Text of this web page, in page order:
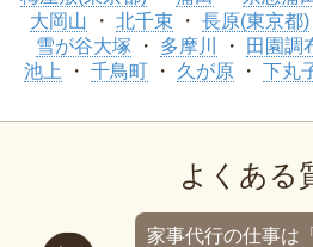
大岡山
北千束 長原(東京都)
雪が谷大塚
多摩川 田園調
池上
千鳥町 久が原 下丸
よくある
家事代行の仕事は